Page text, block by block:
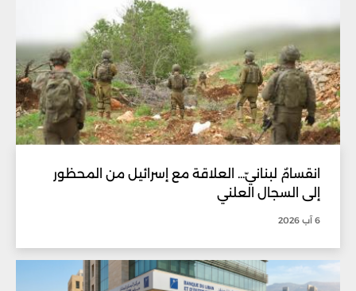
انقسامٌ لبنانيّ... العلاقة مع إسرائيل من المحظور
إلى السجال العلني
6 آب 2026